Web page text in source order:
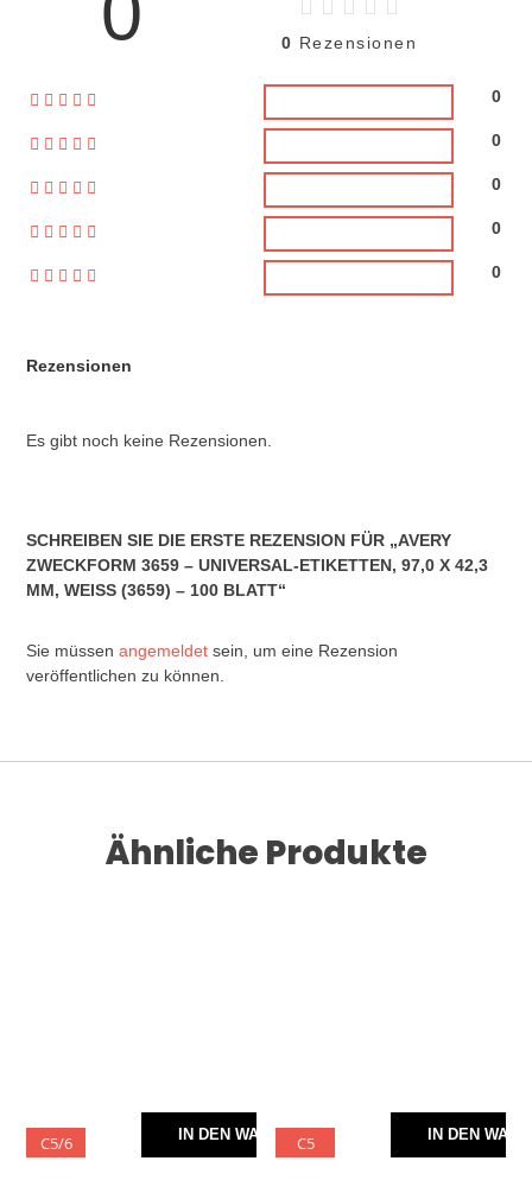
Rezensionen
Es gibt noch keine Rezensionen.
0 Rezensionen
0
0
0
0
0
SCHREIBEN SIE DIE ERSTE REZENSION FÜR „AVERY
ZWECKFORM 3659 – UNIVERSAL-ETIKETTEN, 97,0 X 42,3
MM, WEISS (3659) – 100 BLATT“
Sie müssenangemeldet sein, um eine Rezension
veröffentlichen zu können.
Ähnliche Produkte
IN DEN WARENKORB
C5/6 IN DEN
C5